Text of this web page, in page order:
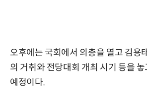
오후에는 국회에서 의총을 열고 김용
의 거취와 전당대회 개최 시기 등을
예정이다.